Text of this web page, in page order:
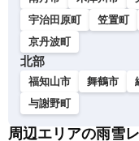
宇治田原町
笠置町
京丹波町
北部
福知山市 舞鶴市
与謝野町
周辺エリアの雨雪